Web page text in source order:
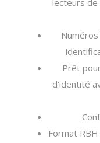
lecteurs
Prêt
d'identité
Format